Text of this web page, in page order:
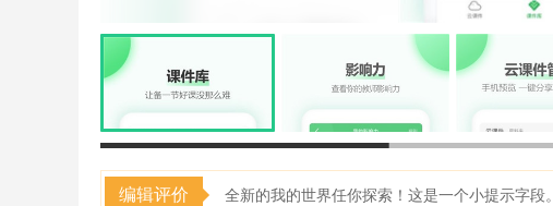
编辑评价 全新的我的世界任你探索！这是一个小提示字段。